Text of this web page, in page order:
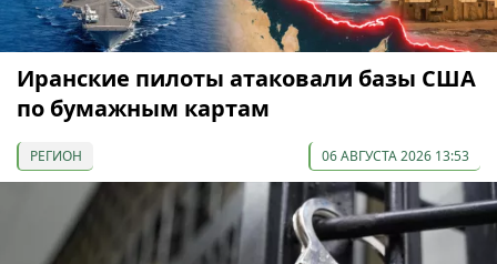
Иранские пилоты атаковали базы США
по бумажным картам
РЕГИОН 06 АВГУСТА 2026 13:53